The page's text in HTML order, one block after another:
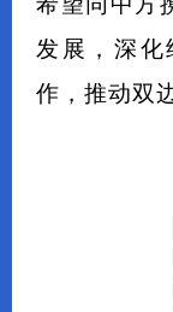
发展，深化
作，推动双